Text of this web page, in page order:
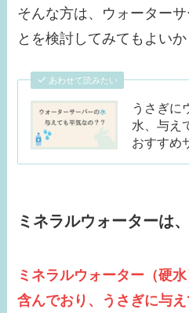
そんな方は、ウォーター
とを検討してみてもよいか
あわせて読みたい
うさぎに
水、与え
おすすめ
ミネラルウォーターは
ミネラルウォーター（硬
含んでおり、うさぎに与え